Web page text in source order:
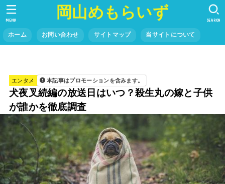
岡山めもらいず
ホーム お問い合わせ サイトマップ 当サイトについて
SEARCH
MENU
エンタメ 本記事はプロモーションを含みます。
犬夜叉続編の放送日はいつ？殺生丸の嫁と子供
が誰かを徹底調査